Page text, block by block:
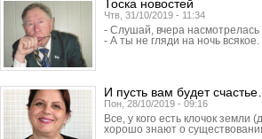
Тоска новостей
Чтв, 31/10/2019 - 11:34
- Слушай, вчера насмотрелась
- А ты не гляди на ночь всякое.
И пусть вам будет счастье…
Пон, 28/10/2019 - 09:16
Все, у кого есть клочок земли
хорошо знают о